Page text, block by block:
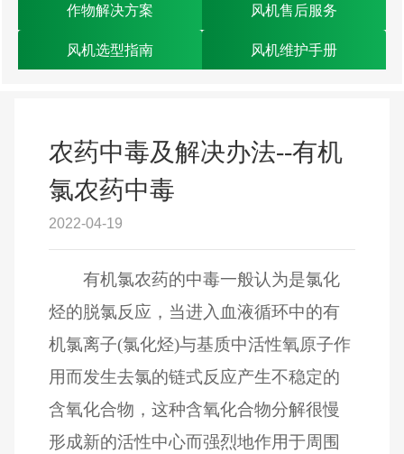
作物解决方案 风机售后服务
风机选型指南 风机维护手册
农药中毒及解决办法--有机
氯农药中毒
2022-04-19
有机氯农药的中毒一般认为是氯化
烃的脱氯反应，当进入血液循环中的有
机氯离子(氯化烃)与基质中活性氧原子作
用而发生去氯的链式反应产生不稳定的
含氧化合物，这种含氧化合物分解很慢
形成新的活性中心而强烈地作用于周围